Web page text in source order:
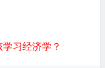
学习经济学？